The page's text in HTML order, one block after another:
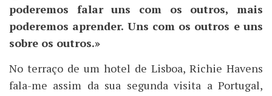
poderemos falar uns com os outros, mais
poderemos aprender. Uns com os outros e uns
sobre os outros.»
No terraço de um hotel de Lisboa, Richie Havens
fala-me assim da sua segunda visita a Portugal,